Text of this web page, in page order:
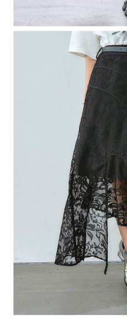
請求用戶進行身份認證。
５．嚴禁一人註冊多個帳號或使用
恩沛科技股份有限公司將有權停止